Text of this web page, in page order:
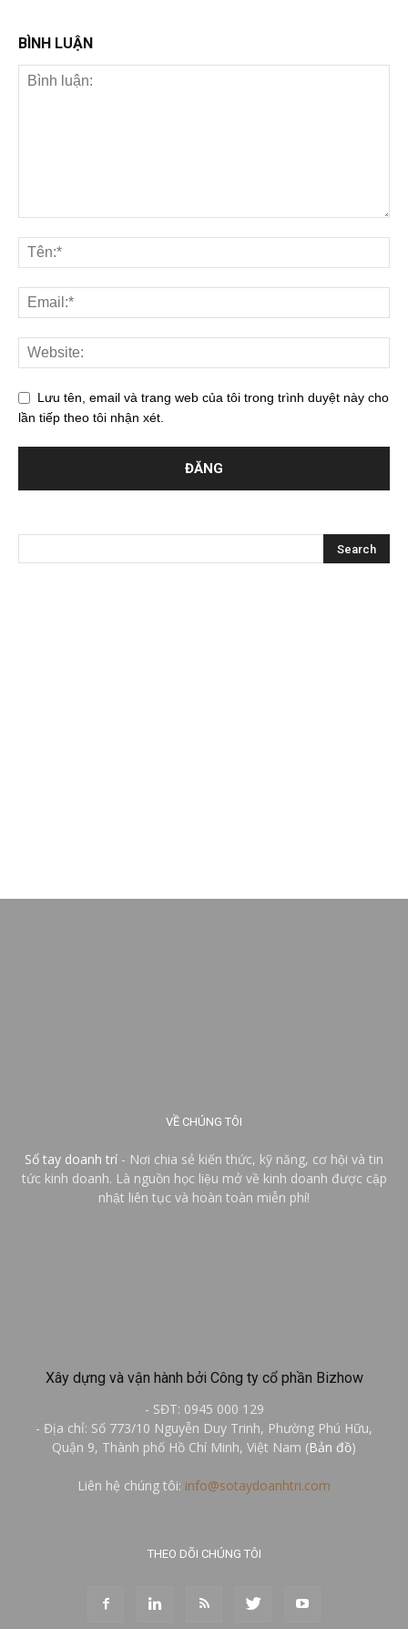
BÌNH LUẬN
Lưu tên, email và trang web của tôi trong trình duyệt này cho
lần tiếp theo tôi nhận xét.
VỀ CHÚNG TÔI
Sổ tay doanh trí - Nơi chia sẻ kiến thức, kỹ năng, cơ hội và tin
tức kinh doanh. Là nguồn học liệu mở về kinh doanh được cập
nhật liên tục và hoàn toàn miễn phí!
Xây dựng và vận hành bởi Công ty cổ phần Bizhow
- SĐT: 0945 000 129
- Địa chỉ: Số 773/10 Nguyễn Duy Trinh, Phường Phú Hữu,
Quận 9, Thành phố Hồ Chí Minh, Việt Nam (Bản đồ)
Liên hệ chúng tôi: info@sotaydoanhtri.com
THEO DÕI CHÚNG TÔI